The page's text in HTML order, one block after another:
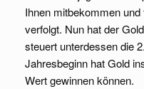
Ihnen mitbekommen
verfolgt. Nun hat der
steuert unterdessen die
Jahresbeginn hat Gold
Wert gewinnen können.